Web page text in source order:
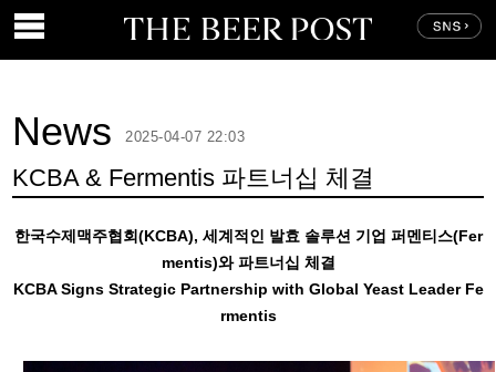
News
KCBA & Fermentis 파트너십 체결
2025-04-07 22:03
한국수제맥주협회(KCBA), 세계적인 발효 솔루션 기업 퍼멘티스(Fer
mentis)와 파트너십 체결
KCBA Signs Strategic Partnership with Global Yeast Leader Fe
rmentis